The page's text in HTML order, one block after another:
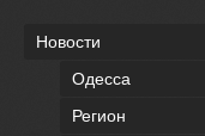
Новости
Одесса
Регион